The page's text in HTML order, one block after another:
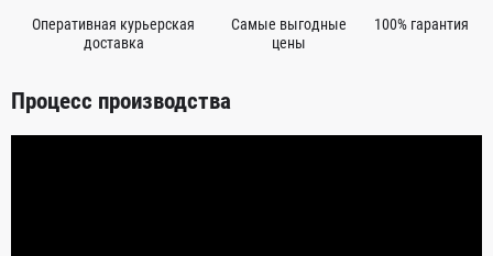
Оперативная курьерская
доставка
Самые выгодные
цены
100% гарантия
Процесс производства